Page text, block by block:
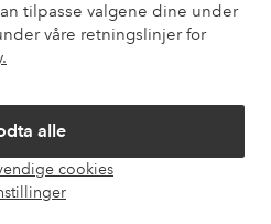
tilpasse valgene dine under
våre retningslinjer for
alle
cookies